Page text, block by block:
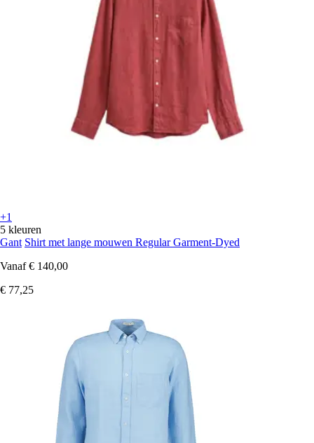
+1
5 kleuren
Gant Shirt met lange mouwen Regular Garment-Dyed
Vanaf € 140,00
€ 77,25